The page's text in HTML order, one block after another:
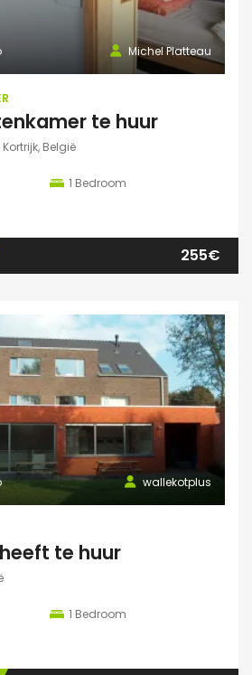
Michel Platteau
te huur
België
1 Bedroom
255€
wallekotplus
te huur
1 Bedroom